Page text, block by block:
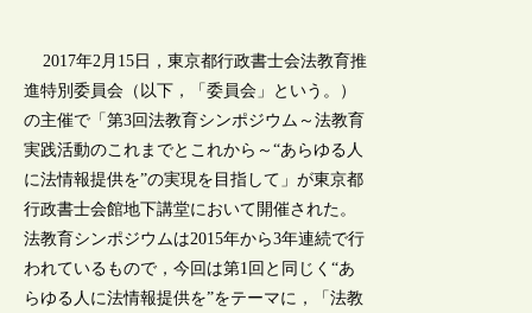
2017年2月15日，東京都行政書士会法教育推
進特別委員会（以下，「委員会」という。）
の主催で「第3回法教育シンポジウム～法教育
実践活動のこれまでとこれから～“あらゆる人
に法情報提供を”の実現を目指して」が東京都
行政書士会館地下講堂において開催された。
法教育シンポジウムは2015年から3年連続で行
われているもので，今回は第1回と同じく“あ
らゆる人に法情報提供を”をテーマに，「法教